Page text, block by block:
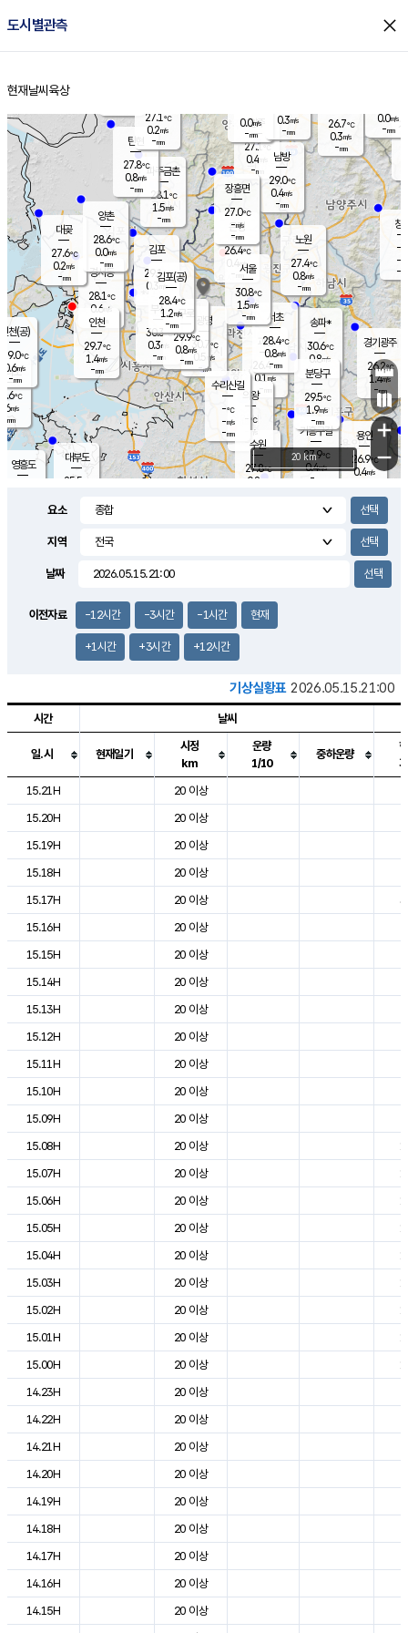
도시별관측 close
홈
현재날씨 육상
의도
℃
m/s
mm
영흥도
양주
27.1℃
0.4
-mm
과천
26.4℃
0.1m/s
- mm
용인
26.9℃
0.4m/s
경기광주
26.2℃
1.4m/s
-mm
0.2m/s
대부도
25.5
경서동
28.1℃
0.6 m/s
-mm
파주금촌
28.1℃
1.5m/s
-mm
26.7℃
0.3m/s
-mm
대곶
27.6℃
0.2m/s
-mm
창
-
-m/
-
탄현
27.8℃
0.8m/s
-mm
0.0m/s
-mm
의왕
- ℃
m/s
mm
김포
29.1℃
0.3 m/s
mm
광명
30.7 ℃
0.5 m/s
-mm
부천
30.3℃
0.3m/s
-mm
양촌
28.6℃
0.0m/s
-mm
구로
29.9℃
0.8m/s
-mm
은평
26.4℃
0.4 m/s
- mm
노원
27.4℃
0.8m/s
-mm
송파*
30.6℃
0.8m/s
-mm
서초
28.4℃
0.8m/s
-mm
남방
29.0℃
0.4m/s
-mm
기흥구갈
27.9℃
0.4m/s
-
수리산길
-℃
-m/s
-mm
분당구
29.5℃
1.9m/s
-mm
장흥면
27.0℃
-m/s
-mm
0.0m/s
-mm
인천(공)
29.0℃
0.6m/s
-mm
김포(공)
28.4℃
1.2m/s
-mm
수원
27.8℃
0.8 m/s
인천
29.7℃
1.4m/s
-mm
서울
30.8℃
1.5m/s
-mm
27.1℃
0.2m/s
-mm
0.3m/s
-mm
+
−
20 km
요소
지역
날짜
이전자료 -12시간 -3시간 -1시간 현재
+1시간 +3시간 +12시간
기상실황표 2026.05.15.21:00
도시별 기상실황표로 지점, 날씨, 기온, 강수, 바람, 기압등을 안내한 표입
시간 날씨
일.시 현재일기
시정
km
운량
1/10
중하운량
15.21H
20 이상
15.20H
20 이상
15.19H
20 이상
15.18H
20 이상
15.17H
20 이상
15.16H
20 이상
15.15H
20 이상
15.14H
20 이상
15.13H
20 이상
15.12H
20 이상
15.11H
20 이상
15.10H
20 이상
15.09H
20 이상
15.08H
20 이상
15.07H
20 이상
15.06H
20 이상
15.05H
20 이상
15.04H
20 이상
15.03H
20 이상
15.02H
20 이상
15.01H
20 이상
15.00H
20 이상
14.23H
20 이상
14.22H
20 이상
14.21H
20 이상
14.20H
20 이상
14.19H
20 이상
14.18H
20 이상
14.17H
20 이상
14.16H
20 이상
14.15H
20 이상